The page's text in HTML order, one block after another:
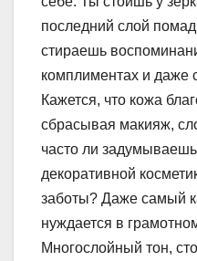
последний слой
стираешь
комплиментах и даже
Кажется, что кожа
сбрасывая макияж,
часто ли
декоративной
заботы? Даже самый
нуждается в
Многослойный тон,